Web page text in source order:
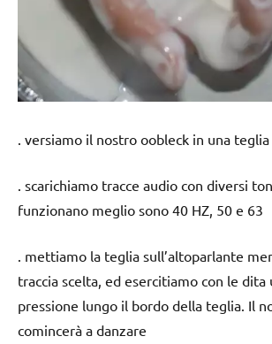
. versiamo il nostro oobleck in una
. scarichiamo tracce audio con diversi
funzionano meglio sono 40 HZ, 50 e 63
. mettiamo la teglia sull’altoparlante
traccia scelta, ed esercitiamo con le dita
pressione lungo il bordo della teglia. Il
comincerà a danzare